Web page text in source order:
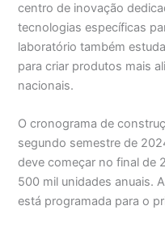
centro de inovação
tecnologias específicas
laboratório também
para criar produtos mais
nacionais.
O cronograma de
segundo semestre de
deve começar no final de
500 mil unidades anuais.
está programada para o